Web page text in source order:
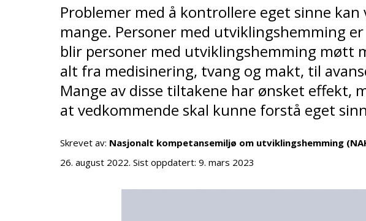
Problemer med å kontrollere eget sinne
mange. Personer med utviklingshemming
blir personer med utviklingshemming møtt
alt fra medisinering, tvang og makt, til
Mange av disse tiltakene har ønsket effekt,
at vedkommende skal kunne forstå eget
Skrevet av: Nasjonalt kompetansemiljø om utviklingshemming
26. august 2022. Sist oppdatert: 9. mars 2023